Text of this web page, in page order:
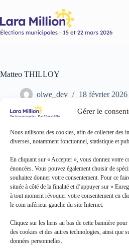
Gérer le
Nous utilisons des cookies, afin de collecter des
diverses, notamment fonctionnel, statistique et
En cliquant sur « Accepter », vous donnez votre
énoncées. Vous pouvez également choisir de
souhaitez donner votre consentement. Pour ce
située à côté de la finalité et d’appuyer sur «
à tout moment révoquer votre consentement en
le coin inférieur gauche du site Internet.
Cliquez sur les liens au bas de cette bannière
des cookies et des autres technologies, ainsi que
données personnelles.
contenu
Matteo THILLOY
olwe_dev 18 février 2026